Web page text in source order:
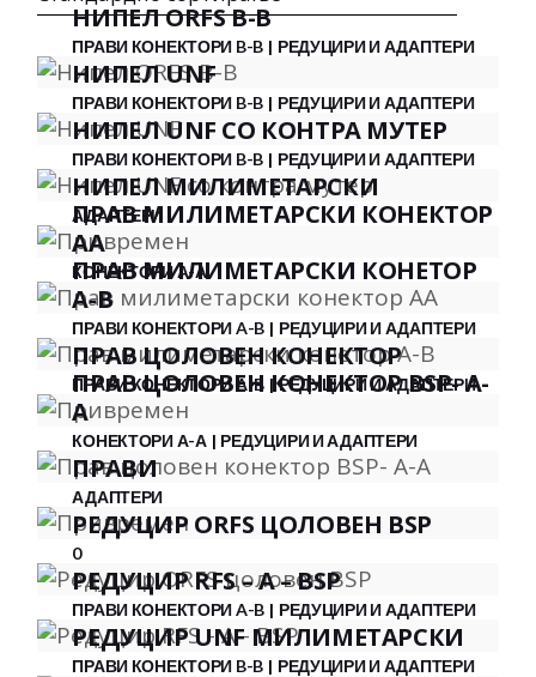
НИПЕЛ ORFS B-B
ПРАВИ КОНЕКТОРИ B-B РЕДУЦИРИ И АДАПТЕРИ
НИПЕЛ UNF
ПРАВИ КОНЕКТОРИ B-B РЕДУЦИРИ И АДАПТЕРИ
НИПЕЛ UNF СО КОНТРА МУТЕР
ПРАВИ КОНЕКТОРИ B-B РЕДУЦИРИ И АДАПТЕРИ
НИПЕЛ МИЛИМЕТАРСКИ
АДАПТЕРИ
ПРАВ МИЛИМЕТАРСКИ КОНЕКТОР
АА
КОНЕКТОРИ А-А
ПРАВ МИЛИМЕТАРСКИ КОНЕТОР
A-B
ПРАВИ КОНЕКТОРИ A-B РЕДУЦИРИ И АДАПТЕРИ
ПРАВ ЦОЛОВЕН КОНЕКТОР
ПРАВИ КОНЕКТОРИ A-B РЕДУЦИРИ И АДАПТЕРИ
ПРАВ ЦОЛОВЕН КОНЕКТОР BSP- A-
A
КОНЕКТОРИ А-А РЕДУЦИРИ И АДАПТЕРИ
ПРАВИ
АДАПТЕРИ
РЕДУЦИР ORFS ЦОЛОВЕН BSP
0
РЕДУЦИР RFS – A – BSP
ПРАВИ КОНЕКТОРИ A-B РЕДУЦИРИ И АДАПТЕРИ
РЕДУЦИР UNF МИЛИМЕТАРСКИ
ПРАВИ КОНЕКТОРИ B-B РЕДУЦИРИ И АДАПТЕРИ